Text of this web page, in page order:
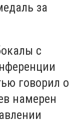
за
с
говорил о
намерен